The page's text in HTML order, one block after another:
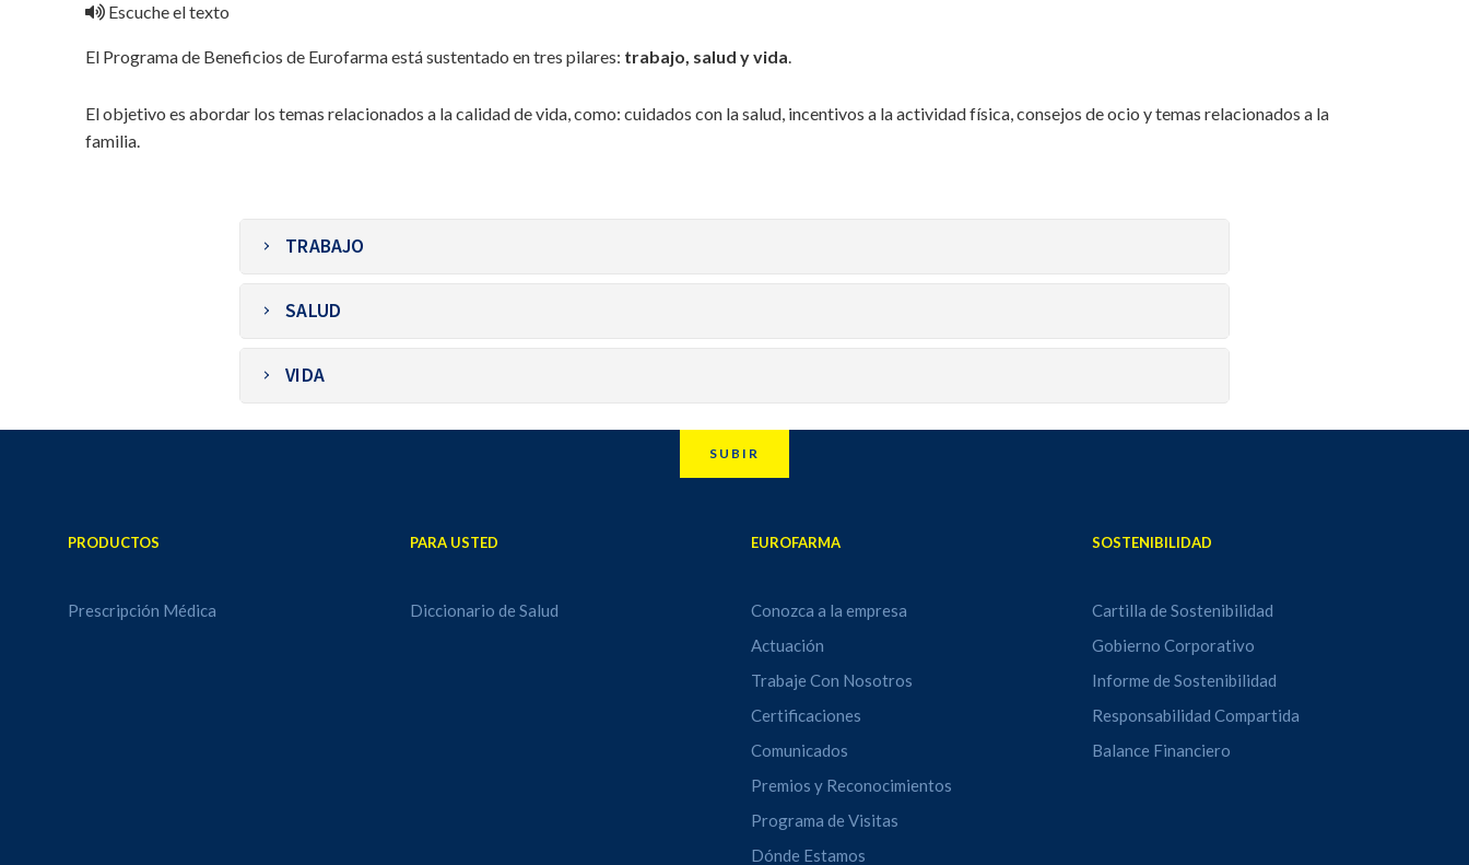
Escuche el texto
El Programa de Beneficios de Eurofarma está sustentado en tres pilares: trabajo, salud y vida.
El objetivo es abordar los temas relacionados a la calidad de vida, como: cuidados con la salud, incentivos a la actividad física, consejos de ocio y temas relacionados a la
familia.
TRABAJO
Horario Flexible
Viernes corto:
Bono comida:para personal de oficina en horario continuo de lunes a jueves
Pago de peajes:
SALUD
Seguro Médico Privado
Asistencia Odontológica
VIDA
SUBIR
PRODUCTOS
Prescripción Médica
PARA USTED
Diccionario de Salud
EUROFARMA
Conozca a la empresa
Actuación
Trabaje Con Nosotros
Certificaciones
Comunicados
Premios y Reconocimientos
Programa de Visitas
Dónde Estamos
SOSTENIBILIDAD
Cartilla de Sostenibilidad
Gobierno Corporativo
Informe de Sostenibilidad
Responsabilidad Compartida
Balance Financiero